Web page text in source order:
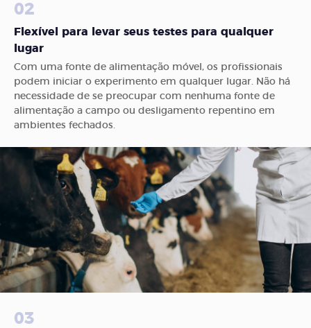
02
Flexível para levar seus testes para qualquer
lugar
Com uma fonte de alimentação móvel, os profissionais
podem iniciar o experimento em qualquer lugar. Não há
necessidade de se preocupar com nenhuma fonte de
alimentação a campo ou desligamento repentino em
ambientes fechados.
03